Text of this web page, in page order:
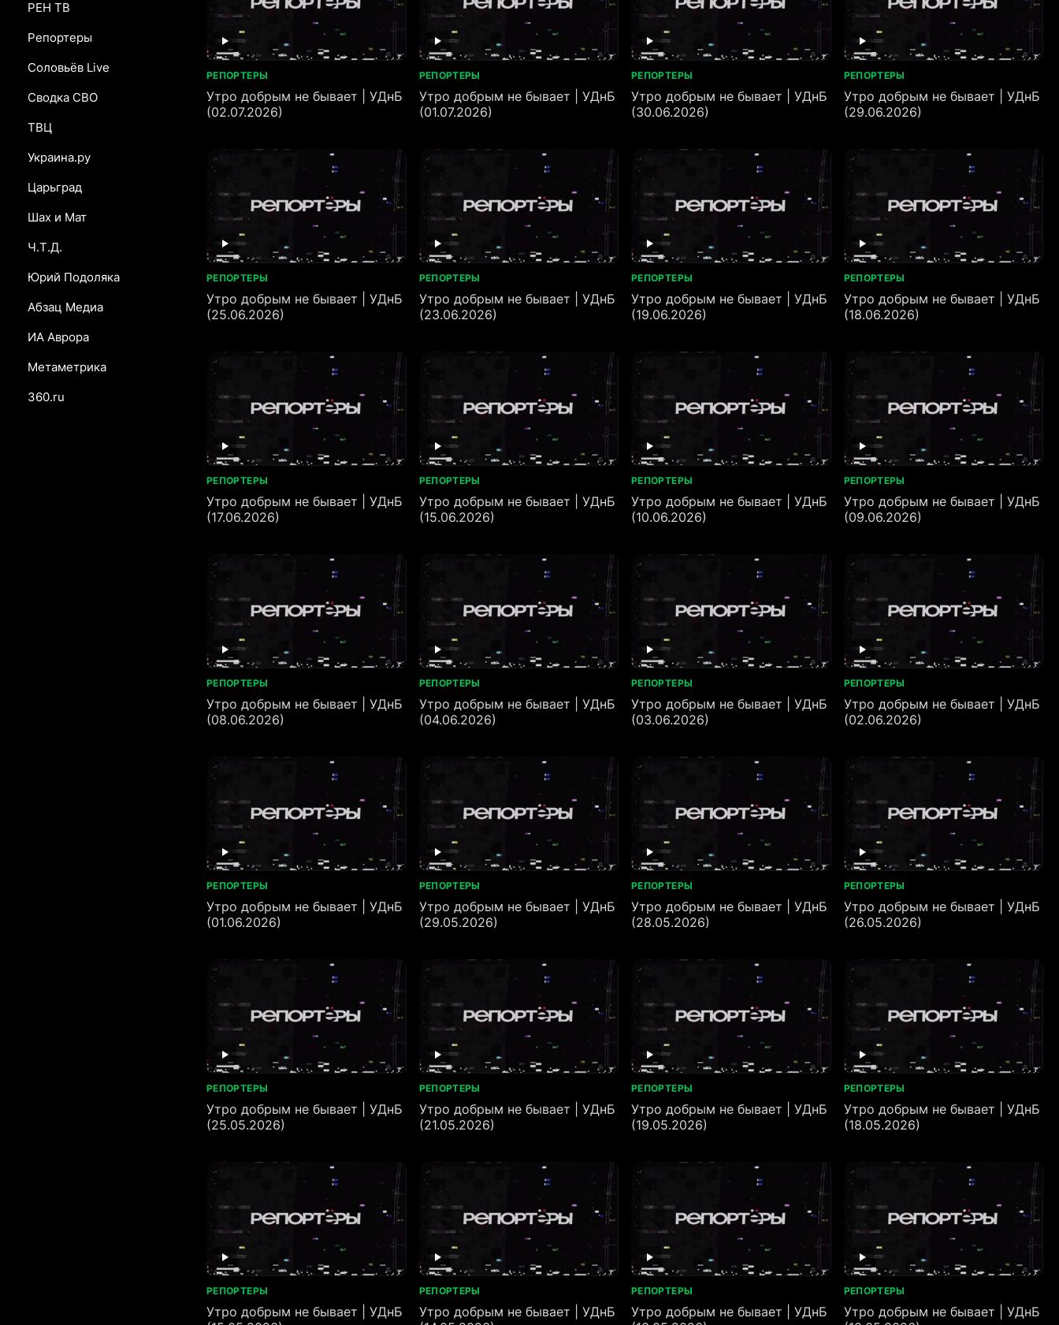
РЕН ТВ
Репортеры
Соловьёв Live
Сводка СВО
ТВЦ
Украина.ру
Царьград
Шах и Мат
Ч.Т.Д.
Юрий Подоляка
Абзац Медиа
ИА Аврора
Метаметрика
360.ru
РЕПОРТЕРЫ
Утро добрым не бывает | УДнБ
(02.07.2026)
РЕПОРТЕРЫ
Утро добрым не бывает | УДнБ
(01.07.2026)
РЕПОРТЕРЫ
Утро добрым не бывает | УДнБ
(30.06.2026)
РЕПОРТЕРЫ
Утро добрым не бывает | УДнБ
(29.06.2026)
РЕПОРТЕРЫ
Утро добрым не бывает | УДнБ
(25.06.2026)
РЕПОРТЕРЫ
Утро добрым не бывает | УДнБ
(23.06.2026)
РЕПОРТЕРЫ
Утро добрым не бывает | УДнБ
(19.06.2026)
РЕПОРТЕРЫ
Утро добрым не бывает | УДнБ
(18.06.2026)
РЕПОРТЕРЫ
Утро добрым не бывает | УДнБ
(17.06.2026)
РЕПОРТЕРЫ
Утро добрым не бывает | УДнБ
(15.06.2026)
РЕПОРТЕРЫ
Утро добрым не бывает | УДнБ
(10.06.2026)
РЕПОРТЕРЫ
Утро добрым не бывает | УДнБ
(09.06.2026)
РЕПОРТЕРЫ
Утро добрым не бывает | УДнБ
(08.06.2026)
РЕПОРТЕРЫ
Утро добрым не бывает | УДнБ
(04.06.2026)
РЕПОРТЕРЫ
Утро добрым не бывает | УДнБ
(03.06.2026)
РЕПОРТЕРЫ
Утро добрым не бывает | УДнБ
(02.06.2026)
РЕПОРТЕРЫ
Утро добрым не бывает | УДнБ
(01.06.2026)
РЕПОРТЕРЫ
Утро добрым не бывает | УДнБ
(29.05.2026)
РЕПОРТЕРЫ
Утро добрым не бывает | УДнБ
(28.05.2026)
РЕПОРТЕРЫ
Утро добрым не бывает | УДнБ
(26.05.2026)
РЕПОРТЕРЫ
Утро добрым не бывает | УДнБ
(25.05.2026)
РЕПОРТЕРЫ
Утро добрым не бывает | УДнБ
(21.05.2026)
РЕПОРТЕРЫ
Утро добрым не бывает | УДнБ
(19.05.2026)
РЕПОРТЕРЫ
Утро добрым не бывает | УДнБ
(18.05.2026)
РЕПОРТЕРЫ
Утро добрым не бывает | УДнБ
РЕПОРТЕРЫ
Утро добрым не бывает | УДнБ
РЕПОРТЕРЫ
Утро добрым не бывает | УДнБ
РЕПОРТЕРЫ
Утро добрым не бывает | УДнБ